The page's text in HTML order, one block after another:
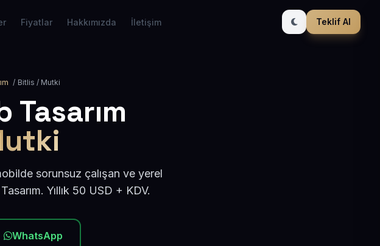
Fiyatlar Hakkımızda İletişim Teklif Al
/ Bitlis / Mutki
Tasarım
sorunsuz çalışan ve yerel
Yıllık 50 USD + KDV.
WhatsApp